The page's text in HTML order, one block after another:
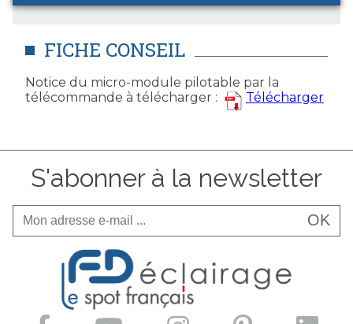
FICHE CONSEIL
Notice du micro-module pilotable par la
télécommande à télécharger :
Télécharger
S'abonner à la newsletter
OK